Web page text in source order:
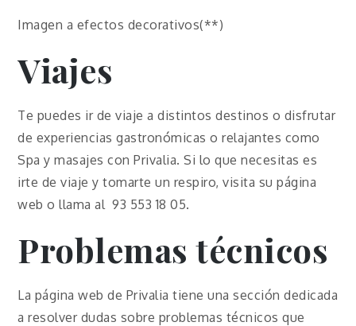
Imagen a efectos decorativos(**)
Viajes
Te puedes ir de viaje a distintos destinos o disfrutar
de experiencias gastronómicas o relajantes como
Spa y masajes con Privalia. Si lo que necesitas es
irte de viaje y tomarte un respiro, visita su página
web o llama al 93 553 18 05.
Problemas técnicos
La página web de Privalia tiene una sección dedicada
a resolver dudas sobre problemas técnicos que